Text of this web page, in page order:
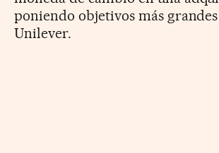
poniendo objetivos más
Unilever.